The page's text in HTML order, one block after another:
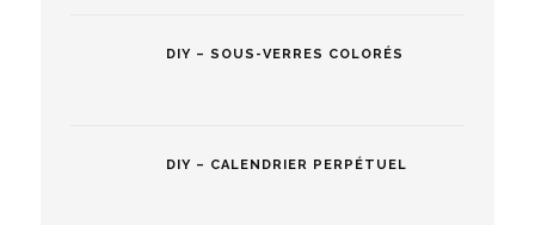
DIY – SOUS-VERRES COLORÉS
DIY – CALENDRIER PERPÉTUEL